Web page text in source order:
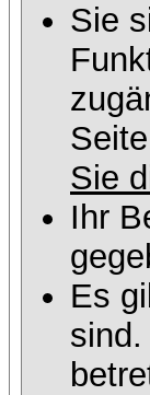
Sie
Sie
Ihr
Es